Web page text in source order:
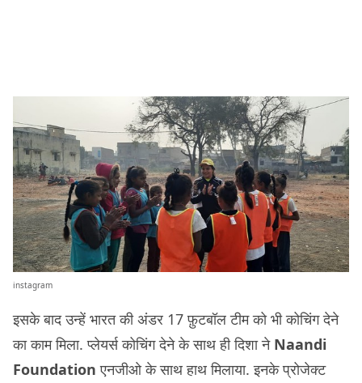
instagram
इसके बाद उन्हें भारत की अंडर 17 फ़ुटबॉल टीम को भी कोचिंग देने
का काम मिला. प्लेयर्स कोचिंग देने के साथ ही दिशा ने Naandi
Foundation एनजीओ के साथ हाथ मिलाया. इनके प्रोजेक्ट